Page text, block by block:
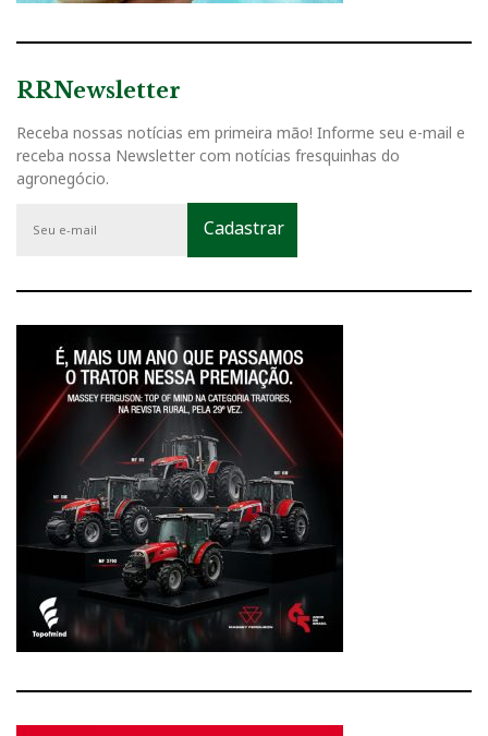
RRNewsletter
Receba nossas notícias em primeira mão! Informe seu e-mail e
receba nossa Newsletter com notícias fresquinhas do
agronegócio.